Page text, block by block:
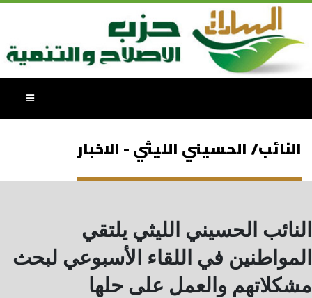
النائب/ الحسيني الليثي - الاخبار
النائب الحسيني الليثي يلتقي
المواطنين في اللقاء الأسبوعي لبحث
مشكلاتهم والعمل على حلها